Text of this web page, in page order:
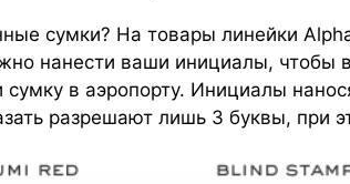
сумки? На товары линейки
нанести ваши инициалы, чтобы
сумку в аэропорту. Инициалы
разрешают лишь 3 буквы, при